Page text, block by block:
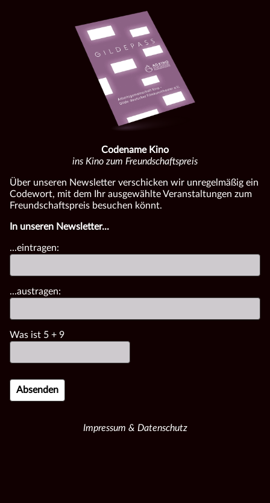
Codename Kino
ins Kino zum Freundschaftspreis
Über unseren Newsletter verschicken wir unregelmäßig ein
Codewort, mit dem Ihr ausgewählte Veranstaltungen zum
Freundschaftspreis besuchen könnt.
In unseren Newsletter...
...eintragen:
...austragen:
Was ist 5 + 9
Impressum & Datenschutz